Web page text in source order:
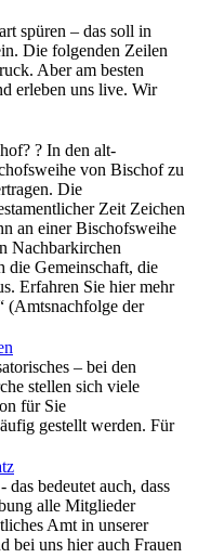
spüren – das soll in
Die folgenden Zeilen
Aber am besten
erleben uns live. Wir
? In den alt-
von Bischof zu
Die
Zeit Zeichen
an einer Bischofsweihe
Nachbarkirchen
die Gemeinschaft, die
Erfahren Sie hier mehr
(Amtsnachfolge der
– bei den
stellen sich viele
für Sie
gestellt werden. Für
bedeutet auch, dass
alle Mitglieder
Amt in unserer
bei uns hier auch Frauen